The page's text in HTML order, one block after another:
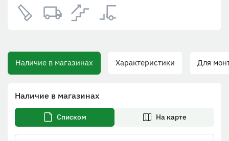
Наличие в магазинах Характеристики Для
Наличие в магазинах
Списком На карте